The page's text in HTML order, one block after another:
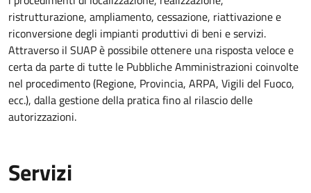
ristrutturazione, ampliamento, cessazione, riattivazione e
riconversione degli impianti produttivi di beni e servizi.
Attraverso il SUAP è possibile ottenere una risposta veloce e
certa da parte di tutte le Pubbliche Amministrazioni coinvolte
nel procedimento (Regione, Provincia, ARPA, Vigili del Fuoco,
ecc.), dalla gestione della pratica fino al rilascio delle
autorizzazioni.
Servizi